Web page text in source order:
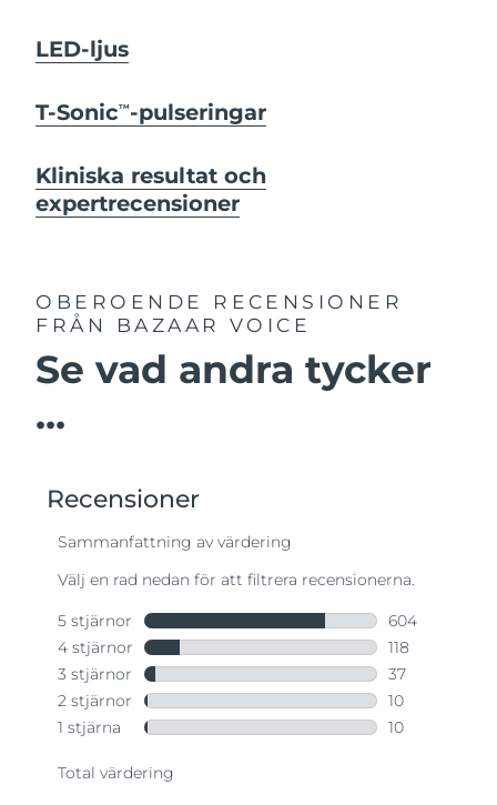
LED-ljus
T-SonicTM -pulseringar
Kliniska resultat och
expertrecensioner
OBEROENDE RECENSIONER
FRÅN BAZAAR VOICE
Se vad andra tycker
...